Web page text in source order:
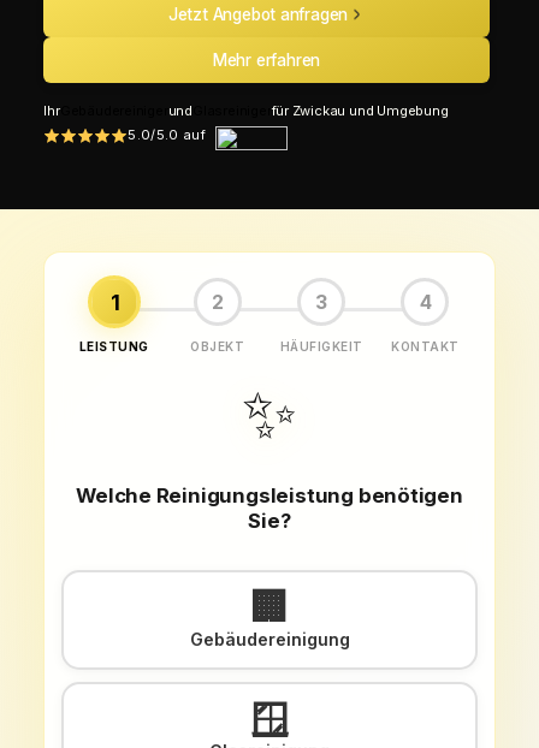
Jetzt Angebot anfragen
Mehr erfahren
IhrGebäudereiniger und Glasreinigerfür Zwickau und Umgebung
5.0/5.0 auf
1
LEISTUNG
2
OBJEKT
3
HÄUFIGKEIT
4
KONTAKT
✨
Welche Reinigungsleistung benötigen
Sie?
🏢
Gebäudereinigung
🪟